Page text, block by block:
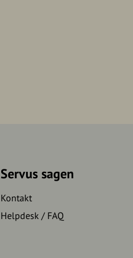
Servus sagen
Kontakt
Helpdesk / FAQ